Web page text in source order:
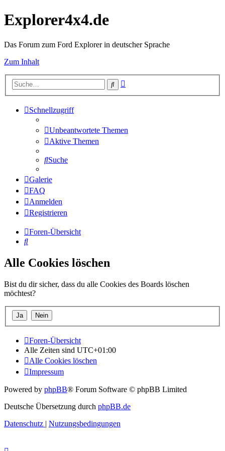
Explorer4x4.de
Das Forum zum Ford Explorer in deutscher Sprache
Zum Inhalt
Suche
Schnellzugriff
Unbeantwortete Themen
Aktive Themen
Suche
Galerie
FAQ
Anmelden
Registrieren
Foren-Übersicht
Suche
Alle Cookies löschen
Bist du dir sicher, dass du alle Cookies des Boards löschen
möchtest?
Foren-Übersicht
Alle Zeiten sind UTC+01:00
Alle Cookies löschen
Impressum
Powered by phpBB® Forum Software © phpBB Limited
Deutsche Übersetzung durch phpBB.de
Datenschutz | Nutzungsbedingungen